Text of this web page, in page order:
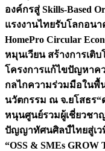
องค์กรสู่ Skills-Based
แรงงานไทยรับโลกอนา
HomePro Circular
หมุนเวียน สร้างการเติบ
โครงการแก้ไขปัญหาค
กลไกความร่วมมือในพื้
นวัตกรรม ณ จ.ยโสธร“
หนุนศูนย์รวมผู้เชี่ยวชา
ปัญญาทัศนศิลป์ไทยสู่เว
“OSS & SMEs